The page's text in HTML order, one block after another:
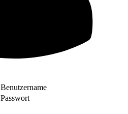
Benutzername
Passwort